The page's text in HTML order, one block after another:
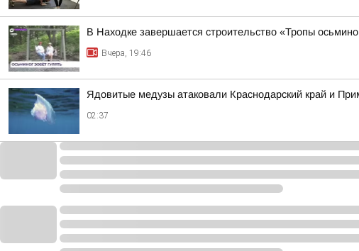
В Находке завершается строительство «Тропы
Вчера, 19:46
Ядовитые медузы атаковали Краснодарский край и
02:37